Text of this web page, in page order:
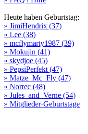
Heute haben Geburtstag:
» JimiHendrix (37)
» Lee (38)
» mcflymarty1987 (39)
» Mokujin (41)
» skydjoe (45)
» PepsiPerfekt (47)
» Matze_Mc_Fly (47)
» Norrec (48)
» Jules_and_Verne (54)
» Mitglieder-Geburtstage